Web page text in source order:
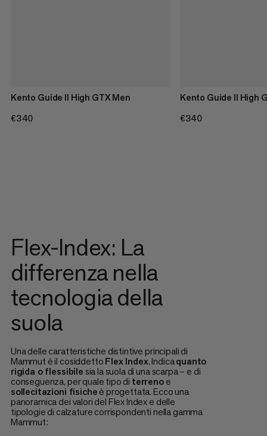
Kento Guide II High GTX Men
€340
Kento Guide II High
€340
Flex-Index: La
differenza nella
tecnologia della
suola
Una delle caratteristiche distintive principali di
Mammut è il cosiddettoFlex Index. Indicaquanto
rigida o flessibilesia la suola di una scarpa – e di
conseguenza, per quale tipo di terrenoe
sollecitazioni fisicheè progettata. Ecco una
panoramica dei valori del Flex Index e delle
tipologie di calzature corrispondenti nella gamma
Mammut: